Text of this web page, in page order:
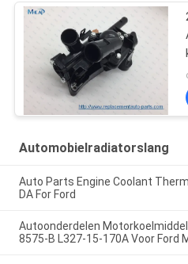
Automobielradiatorslang
Auto Parts Engine Coolant
DA For Ford
Autoonderdelen
8575-B L327-15-170A Voor Ford